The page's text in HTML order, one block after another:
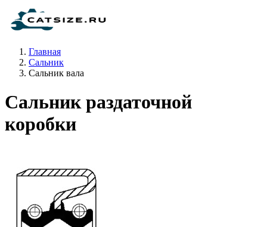
Главная
Сальник
Сальник вала
Сальник раздаточной
коробки